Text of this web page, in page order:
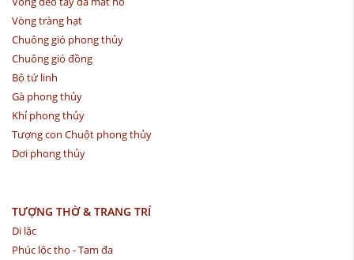
Vòng tràng hạt
Chuông gió phong thủy
Chuông gió đồng
Bộ tứ linh
Gà phong thủy
Khỉ phong thủy
Tượng con Chuột phong thủy
Dơi phong thủy
TƯỢNG THỜ & TRANG TRÍ
Di lặc
Phúc lộc thọ - Tam đa